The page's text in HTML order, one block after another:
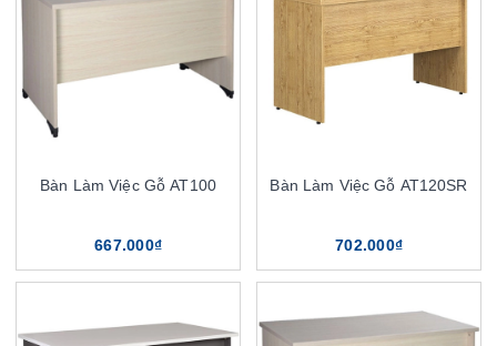
Bàn Làm Việc Gỗ AT100
667.000₫
Bàn Làm Việc Gỗ AT120SR
702.000₫